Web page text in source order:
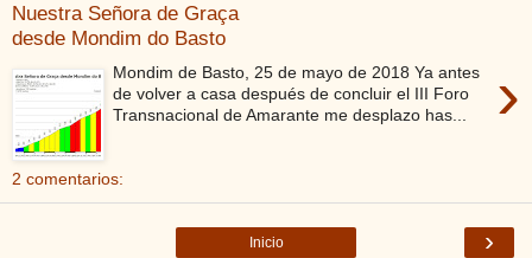
Nuestra Señora de Graça
desde Mondim do Basto
›
Mondim de Basto, 25 de mayo de 2018 Ya antes
de volver a casa después de concluir el III Foro
Transnacional de Amarante me desplazo has...
2 comentarios:
›
Inicio